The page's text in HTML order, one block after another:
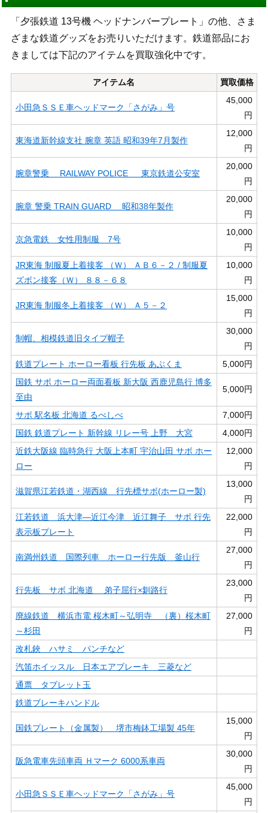
「夕張鉄道 13号機 ヘッドナンバープレート」の他、さま
ざまな鉄道グッズをお売りいただけます。鉄道部品にお
きましては下記のアイテムを買取強化中です。
アイテム名 買取価格
小田急ＳＳＥ車ヘッドマーク「さがみ」号
45,000
円
東海道新幹線支社 腕章 英語 昭和39年7月製作
12,000
円
腕章警乗 RAILWAY POLICE 東京鉄道公安室
20,000
円
腕章 警乗 TRAIN GUARD 昭和38年製作
20,000
円
京急電鉄 女性用制服 7号
10,000
円
JR東海 制服夏上着接客 （Ｗ） ＡＢ６－２ / 制服夏
ズボン接客（Ｗ） ８８－６８
10,000
円
JR東海 制服冬上着接客 （Ｗ） Ａ５－２
15,000
円
制帽、相模鉄道旧タイプ帽子
30,000
円
鉄道プレート ホーロー看板 行先板 あぶくま
5,000円
国鉄 サボ ホーロー両面看板 新大阪 西鹿児島行 博多
至由
5,000円
サボ 駅名板 北海道 るべしべ
7,000円
国鉄 鉄道プレート 新幹線 リレー号 上野 大宮
4,000円
近鉄大阪線 臨時急行 大阪上本町 宇治山田 サボ ホー
ロー
12,000
円
滋賀県江若鉄道・湖西線 行先標サボ(ホーロー製)
13,000
円
江若鉄道 浜大津―近江今津 近江舞子 サボ 行先
表示板プレート
22,000
円
南満州鉄道 国際列車 ホーロー行先版 釜山行
27,000
円
行先板 サボ 北海道 弟子屈行×釧路行
23,000
円
廃線鉄道 横浜市電 桜木町～弘明寺 （裏）桜木町
～杉田
27,000
円
改札鋏 ハサミ パンチなど
汽笛ホイッスル 日本エアブレーキ 三菱など
通票 タブレット玉
鉄道ブレーキハンドル
国鉄プレート（金属製） 堺市梅鉢工場製 45年
15,000
円
阪急電車先頭車両 Ｈマーク 6000系車両
30,000
円
小田急ＳＳＥ車ヘッドマーク「さがみ」号
45,000
円